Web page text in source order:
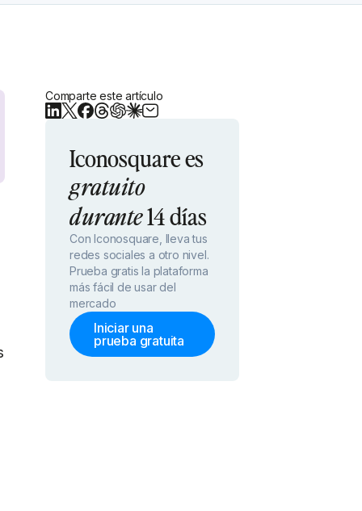
Comparte este artículo
Iconosquare es
gratuito
durante14 días
Con Iconosquare, lleva tus
redes sociales a otro nivel.
Prueba gratis la plataforma
más fácil de usar del
mercado
Iniciar una
prueba gratuita